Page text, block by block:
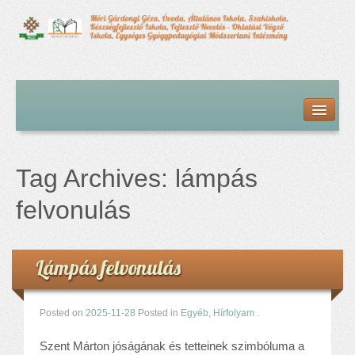
Hírfolyam
Alapdokumentumok
Intézményvezetői megbízás dokumentumai
Órarendek (2025/26. tanév)
Szakkörök
Tanév rendje
Középfokú beiskolázás a 2026-2027-ös tanévben
Középfokú eredmények
Tag Archives: lámpás
felvonulás
Lámpás felvonulás
Posted on 2025-11-28 Posted in Egyéb, Hírfolyam .
Szent Márton jóságának és tetteinek szimbóluma a